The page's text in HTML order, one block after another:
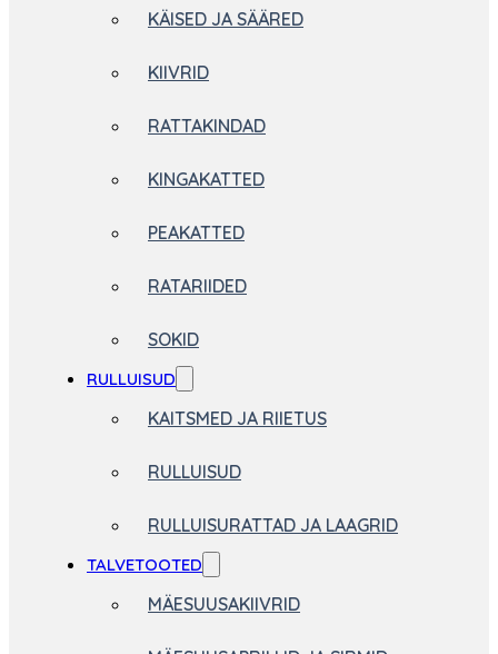
KÄISED JA SÄÄRED
KIIVRID
RATTAKINDAD
KINGAKATTED
PEAKATTED
RATARIIDED
SOKID
RULLUISUD
KAITSMED JA RIIETUS
RULLUISUD
RULLUISURATTAD JA LAAGRID
TALVETOOTED
MÄESUUSAKIIVRID